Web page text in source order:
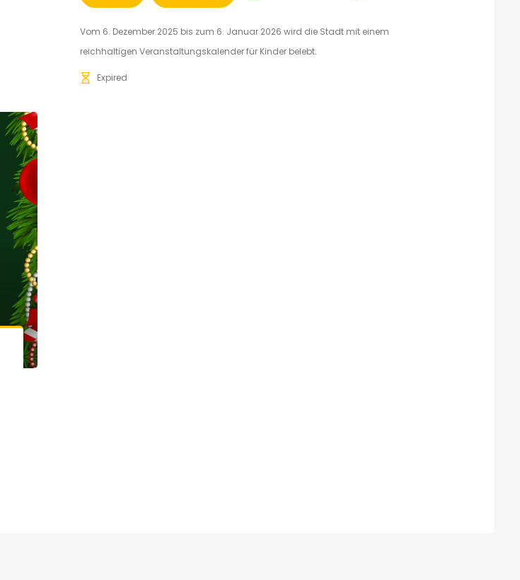
Vom 6. Dezember 2025 bis zum 6. Januar 2026 wird die Stadt mit einem
reichhaltigen Veranstaltungskalender für Kinder belebt.
Expired